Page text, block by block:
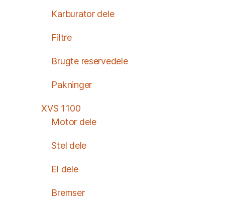
Karburator dele
Filtre
Brugte reservedele
Pakninger
XVS 1100
Motor dele
Stel dele
El dele
Bremser